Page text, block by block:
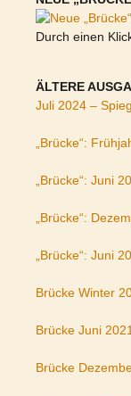
Durch einen
ÄLTERE
Juli 2024 –
„Brücke“:
„Brücke“: Juni
„Brücke“:
„Brücke“: Juni
Brücke Winter
Brücke Juni
Brücke